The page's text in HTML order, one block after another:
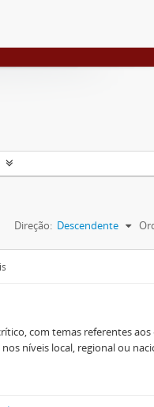
Direção: Descendente
com temas referentes aos
níveis local, regional ou